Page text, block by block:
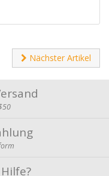
Nächster Artikel